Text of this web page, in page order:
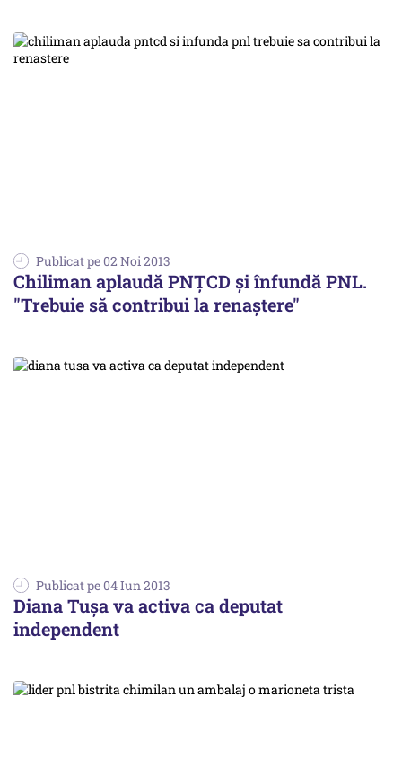
Publicat pe 02 Noi 2013
Chiliman aplaudă PNȚCD și înfundă PNL.
"Trebuie să contribui la renaștere"
Publicat pe 04 Iun 2013
Diana Tușa va activa ca deputat
independent